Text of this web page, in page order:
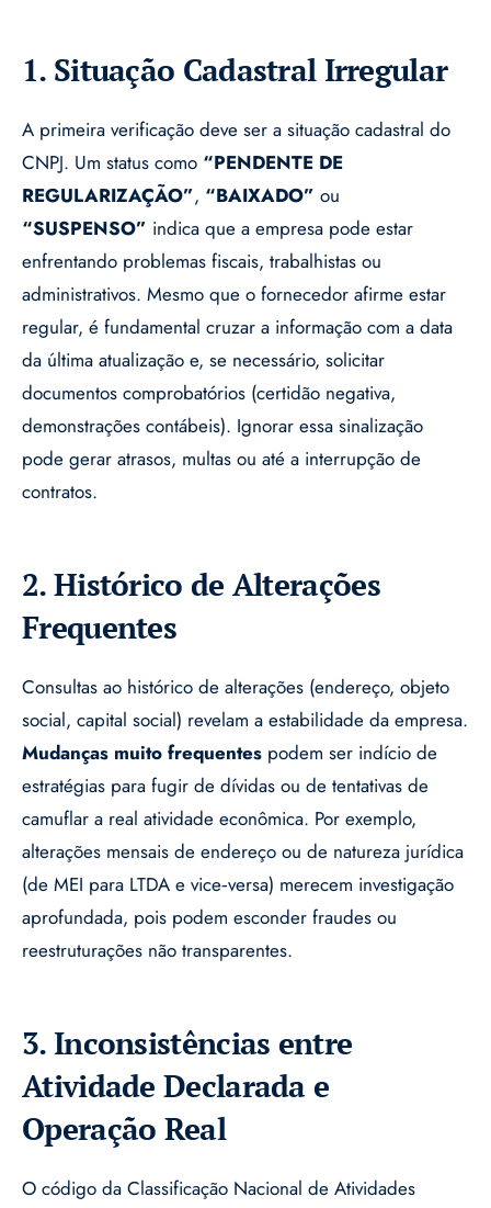
1. Situação Cadastral Irregular
A primeira verificação deve ser a situação cadastral do
CNPJ. Um status como “PENDENTE DE
REGULARIZAÇÃO”, “BAIXADO” ou
“SUSPENSO” indica que a empresa pode estar
enfrentando problemas fiscais, trabalhistas ou
administrativos. Mesmo que o fornecedor afirme estar
regular, é fundamental cruzar a informação com a data
da última atualização e, se necessário, solicitar
documentos comprobatórios (certidão negativa,
demonstrações contábeis). Ignorar essa sinalização
pode gerar atrasos, multas ou até a interrupção de
contratos.
2. Histórico de Alterações
Frequentes
Consultas ao histórico de alterações (endereço, objeto
social, capital social) revelam a estabilidade da empresa.
Mudanças muito frequentes podem ser indício de
estratégias para fugir de dívidas ou de tentativas de
camuflar a real atividade econômica. Por exemplo,
alterações mensais de endereço ou de natureza jurídica
(de MEI para LTDA e vice‑versa) merecem investigação
aprofundada, pois podem esconder fraudes ou
reestruturações não transparentes.
3. Inconsistências entre
Atividade Declarada e
Operação Real
O código da Classificação Nacional de Atividades